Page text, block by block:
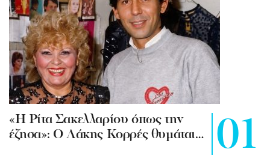
«Η Ρίτα Σακελλαρίου όπως την
έζησα»: Ο Λάκης Κορρές θυμάται…